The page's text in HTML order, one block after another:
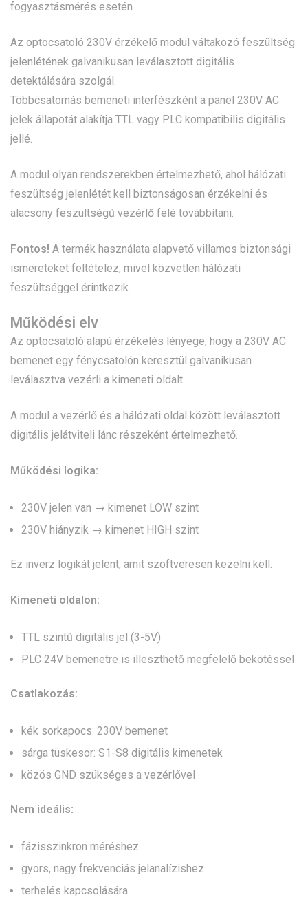
fogyasztásmérés esetén.
Az optocsatoló 230V érzékelő modul váltakozó feszültség
jelenlétének galvanikusan leválasztott digitális
detektálására szolgál.
Többcsatornás bemeneti interfészként a panel 230V AC
jelek állapotát alakítja TTL vagy PLC kompatibilis digitális
jellé.
A modul olyan rendszerekben értelmezhető, ahol hálózati
feszültség jelenlétét kell biztonságosan érzékelni és
alacsony feszültségű vezérlő felé továbbítani.
Fontos! A termék használata alapvető villamos biztonsági
ismereteket feltételez, mivel közvetlen hálózati
feszültséggel érintkezik.
Működési elv
Az optocsatoló alapú érzékelés lényege, hogy a 230V AC
bemenet egy fénycsatolón keresztül galvanikusan
leválasztva vezérli a kimeneti oldalt.
A modul a vezérlő és a hálózati oldal között leválasztott
digitális jelátviteli lánc részeként értelmezhető.
Működési logika:
230V jelen van → kimenet LOW szint
230V hiányzik → kimenet HIGH szint
Ez inverz logikát jelent, amit szoftveresen kezelni kell.
Kimeneti oldalon:
TTL szintű digitális jel (3-5V)
PLC 24V bemenetre is illeszthető megfelelő bekötéssel
Csatlakozás:
kék sorkapocs: 230V bemenet
sárga tüskesor: S1-S8 digitális kimenetek
közös GND szükséges a vezérlővel
Nem ideális:
fázisszinkron méréshez
gyors, nagy frekvenciás jelanalízishez
terhelés kapcsolására